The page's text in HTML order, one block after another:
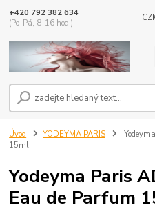
+420 792 382 634
(Po-Pá, 8-16 hod.)
Úvod YODEYMA PARIS
15ml
Yodeyma Paris
Eau de Parfum